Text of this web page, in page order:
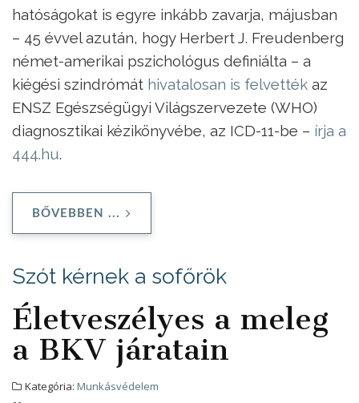
hatóságokat is egyre inkább zavarja, májusban
– 45 évvel azután, hogy Herbert J. Freudenberg
német-amerikai pszichológus definiálta – a
kiégési szindrómát hivatalosan is felvették az
ENSZ Egészségügyi Világszervezete (WHO)
diagnosztikai kézikönyvébe, az ICD-11-be – írja a
444.hu.
BŐVEBBEN ...
Szót kérnek a sofőrök
Életveszélyes a meleg
a BKV járatain
Kategória: Munkásvédelem